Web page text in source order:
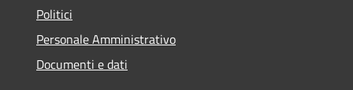
Politici
Personale Amministrativo
Documenti e dati